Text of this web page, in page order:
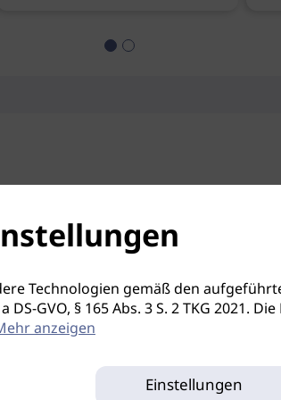
Technologien gemäß den
DS-GVO, § 165 Abs. 3 S. 2 TKG
anzeigen
Einstellungen